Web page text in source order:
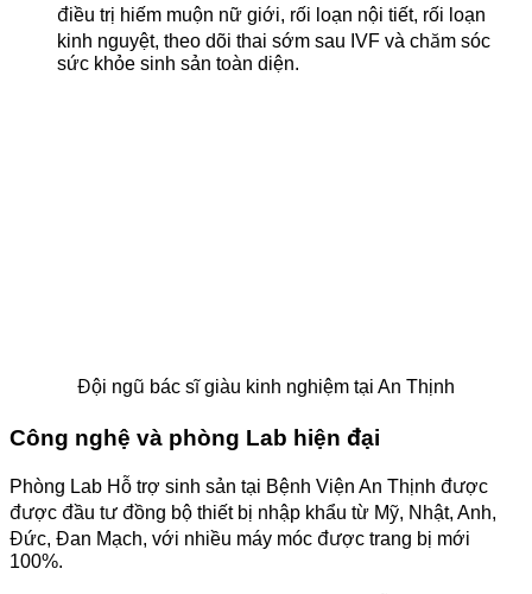
điều trị hiếm muộn nữ giới, rối loạn nội tiết, rối loạn
kinh nguyệt, theo dõi thai sớm sau IVF và chăm sóc
sức khỏe sinh sản toàn diện.
Đội ngũ bác sĩ giàu kinh nghiệm tại An Thịnh
Công nghệ và phòng Lab hiện đại
Phòng Lab Hỗ trợ sinh sản tại Bệnh Viện An Thịnh được
được đầu tư đồng bộ thiết bị nhập khẩu từ Mỹ, Nhật, Anh,
Đức, Đan Mạch, với nhiều máy móc được trang bị mới
100%.